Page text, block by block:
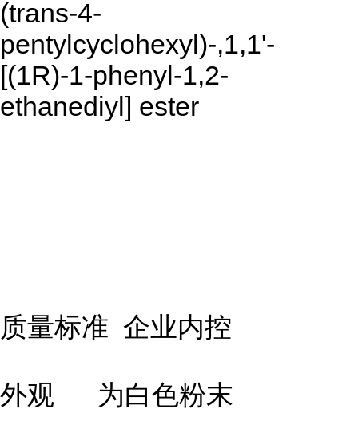
(trans-4-
pentylcyclohexyl)-,1,1'-
[(1R)-1-phenyl-1,2-
ethanediyl] ester
质量标准 企业内控
外观 为白色粉末